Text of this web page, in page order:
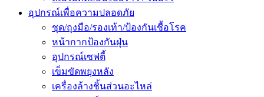
อุปกรณ์เพื่อความปลอดภัย
ชุด/ถุงมือ/รองเท้า/ป้องกันเชื้อโรค
หน้ากากป้องกันฝุ่น
อุปกรณ์เซฟตี้
เข็มขัดพยุงหลัง
เครื่องล้างชิ้นส่วนอะไหล่